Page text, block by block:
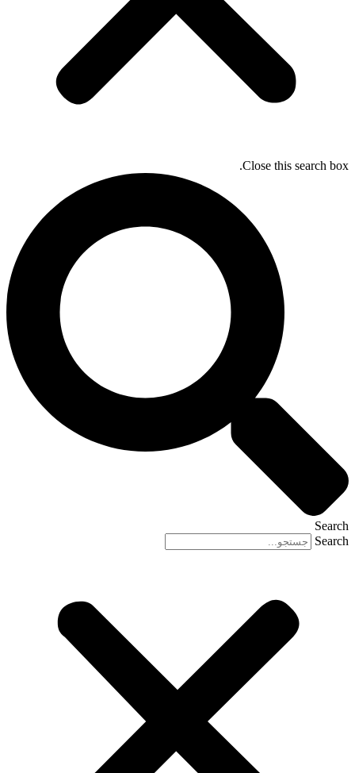
Close this search box.
Search
Search